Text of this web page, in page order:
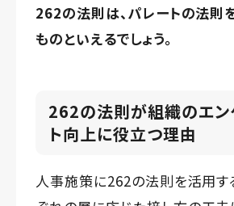
262の法則は、パレートの法則
ものといえるでしょう。
262の法則が組織のエン
ト向上に役立つ理由
人事施策に262の法則を活用す